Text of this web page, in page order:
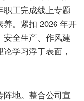
职工完成线上专题
。紧扣 2026 年开
安全生产、作风建
学习浮于表面，
阵地。整合公司宣